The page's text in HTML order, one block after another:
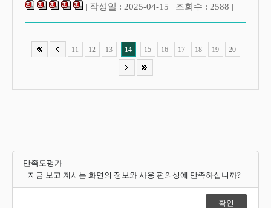
| 작성일 : 2025-04-15 | 조회수 : 2588 |
11 12 13 14 15 16 17 18 19 20
만족도평가
지금 보고 계시는 화면의 정보와 사용 편의성에 만족하십니까?